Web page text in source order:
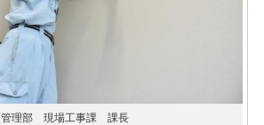
管理部 現場工事課 課長